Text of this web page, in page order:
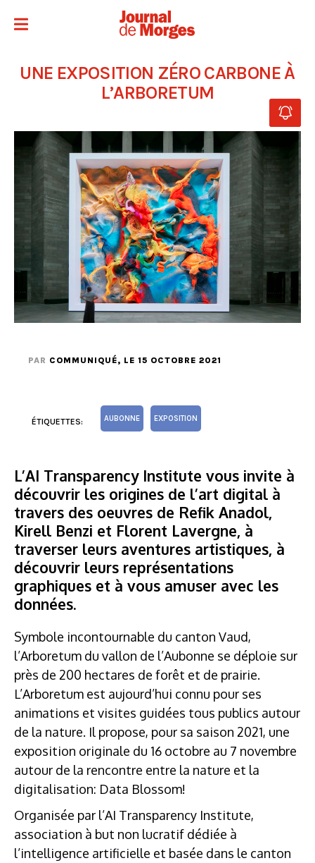
UNE EXPOSITION ZÉRO CARBONE À
L’ARBORETUM
PAR COMMUNIQUÉ, LE 15 OCTOBRE 2021
ÉTIQUETTES: AUBONNE EXPOSITION
L’AI Transparency Institute vous invite à
découvrir les origines de l’art digital à
travers des oeuvres de Refik Anadol,
Kirell Benzi et Florent Lavergne, à
traverser leurs aventures artistiques, à
découvrir leurs représentations
graphiques et à vous amuser avec les
données.
Symbole incontournable du canton Vaud,
l’Arboretum du vallon de l’Aubonne se déploie sur
près de 200 hectares de forêt et de prairie.
L’Arboretum est aujourd’hui connu pour ses
animations et visites guidées tous publics autour
de la nature. Il propose, pour sa saison 2021, une
exposition originale du 16 octobre au 7 novembre
autour de la rencontre entre la nature et la
digitalisation: Data Blossom!
Organisée par l’AI Transparency Institute,
association à but non lucratif dédiée à
l’intelligence artificielle et basée dans le canton